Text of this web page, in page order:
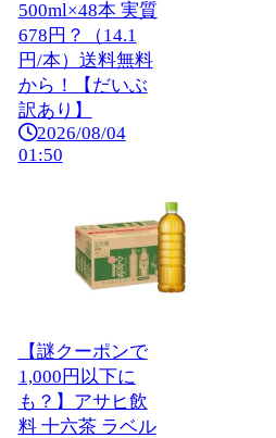
500ml×48本 実質
678円？（14.1
円/本）送料無料
から！【だいぶ
訳あり】
2026/08/04
01:50
【謎クーポンで
1,000円以下に
も？】アサヒ飲
料 十六茶 ラベル